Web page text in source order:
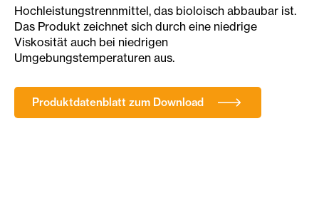
Hochleistungstrennmittel, das bioloisch abbaubar ist.
Das Produkt zeichnet sich durch eine niedrige
Viskosität auch bei niedrigen
Umgebungstemperaturen aus.
Produktdatenblatt zum Download